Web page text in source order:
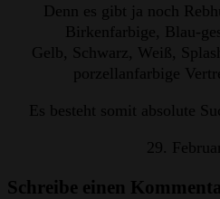
Denn es gibt ja noch
Birkenfarbige, Blau-
Gelb, Schwarz, Weiß,
porzellanfarbige
Es besteht somit absolute
29.
Schreibe einen